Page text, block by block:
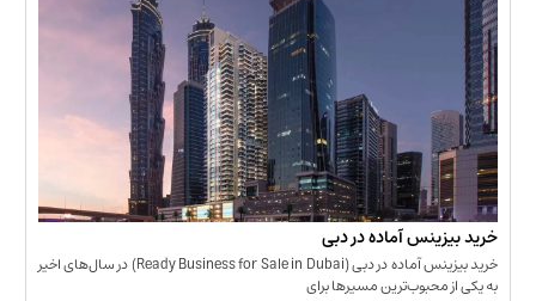
آماده در دبی
خرید بیزینس آماده در دبی (Ready Business for Sale in Dubai) در سال‌های اخیر
مسیرها برای